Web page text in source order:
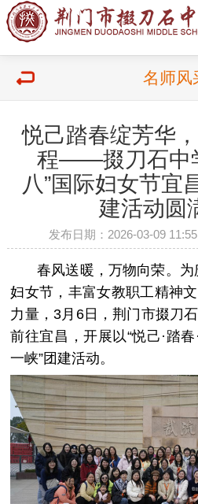
名师风
悦己踏春绽芳华
程——掇刀石中
八”国际妇女节宜
建活动圆
发布日期：2026-03-09
春风送暖，万物向荣。为
妇女节，丰富女教职工精神
力量，3月6日，荆门市掇刀
前往宜昌，开展以“悦己·踏
一峡”团建活动。